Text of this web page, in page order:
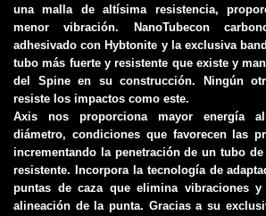
una malla de altísima resistencia,
menor vibración. NanoTubecon
adhesivado con Hybtonite y la exclusiva
tubo más fuerte y resistente que existe y
del Spine en su construcción. Ningún
resiste los impactos como este.
Axis nos proporciona mayor energía
diámetro, condiciones que favorecen las
incrementando la penetración de un tubo
resistente. Incorpora la tecnología de
puntas de caza que elimina vibraciones y
alineación de la punta. Gracias a su